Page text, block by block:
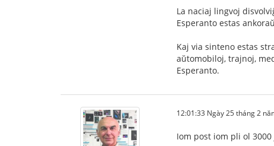
La naciaj lingvoj
Esperanto estas
Kaj via sinteno estas
aŭtomobiloj, trajnoj,
Esperanto.
12:01:33 Ngày 25 tháng 2
Iom post iom pli ol